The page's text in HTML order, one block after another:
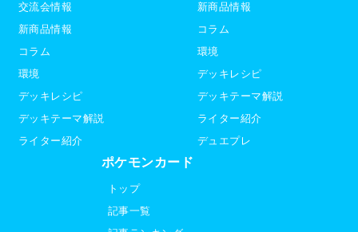
交流会情報
新商品情報
コラム
環境
デッキレシピ
デッキテーマ解説
ライター紹介
新商品情報
コラム
環境
デッキレシピ
デッキテーマ解説
ライター紹介
デュエプレ
ポケモンカード
トップ
記事一覧